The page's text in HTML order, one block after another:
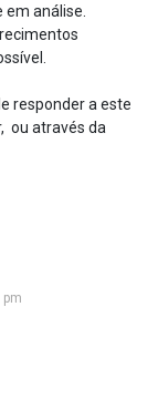
análise.
responder a este
ou através da
pm